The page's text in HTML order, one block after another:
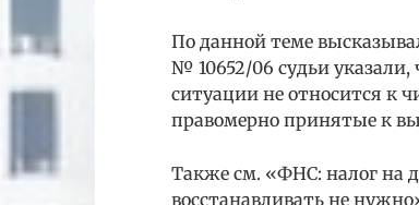
По данной теме
№ 10652/06 судьи указали,
ситуации не относится к
правомерно принятые к
Также см. «ФНС: налог на
восстанавливать не